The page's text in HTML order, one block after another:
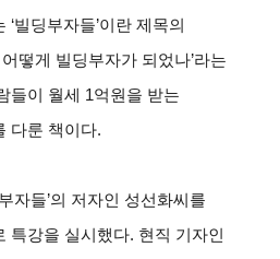
빌딩부자들’이란 제목의
떻게 빌딩부자가 되었나’라는
들이 월세 1억원을 받는
다룬 책이다.
자들’의 저자인 성선화씨를
특강을 실시했다. 현직 기자인